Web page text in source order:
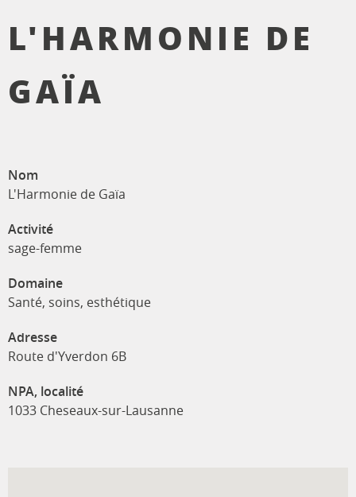
L'HARMONIE DE
GAÏA
Nom
L'Harmonie de Gaïa
Activité
sage-femme
Domaine
Santé, soins, esthétique
Adresse
Route d'Yverdon 6B
NPA, localité
1033 Cheseaux-sur-Lausanne